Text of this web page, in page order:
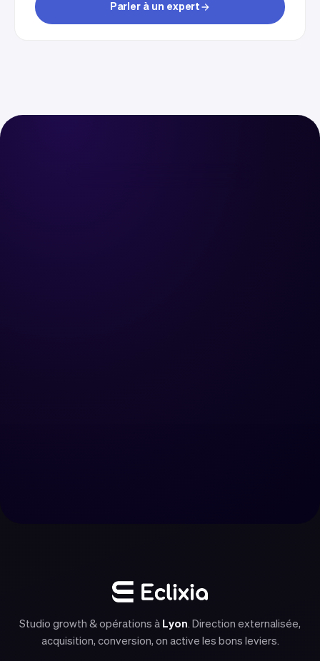
Parler à un expert
Studio growth & opérations à Lyon. Direction externalisée,
acquisition, conversion, on active les bons leviers.